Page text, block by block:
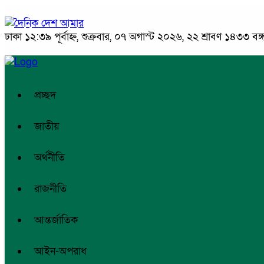
ঢাকা ১২:৩৯ পূর্বাহ্ন, শুক্রবার, ০৭ অগাস্ট ২০২৬, ২২ শ্রাবণ ১৪৩৩
প্রচ্ছদ
জাতীয়
অর্থনীতি
রাজনীতি
আন্তর্জাতিক
আইন-অপরাধ